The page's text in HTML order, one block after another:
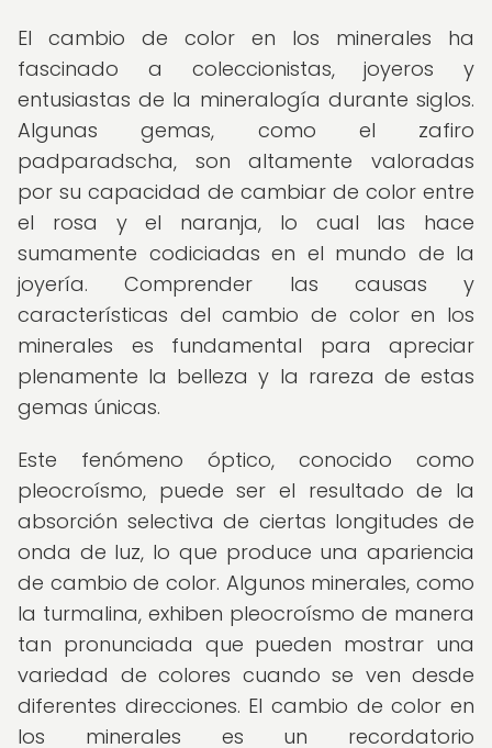
El cambio de color en los minerales ha
fascinado a coleccionistas, joyeros y
entusiastas de la mineralogía durante siglos.
Algunas gemas, como el zafiro
padparadscha, son altamente valoradas
por su capacidad de cambiar de color entre
el rosa y el naranja, lo cual las hace
sumamente codiciadas en el mundo de la
joyería. Comprender las causas y
características del cambio de color en los
minerales es fundamental para apreciar
plenamente la belleza y la rareza de estas
gemas únicas.
Este fenómeno óptico, conocido como
pleocroísmo, puede ser el resultado de la
absorción selectiva de ciertas longitudes de
onda de luz, lo que produce una apariencia
de cambio de color. Algunos minerales, como
la turmalina, exhiben pleocroísmo de manera
tan pronunciada que pueden mostrar una
variedad de colores cuando se ven desde
diferentes direcciones. El cambio de color en
los minerales es un recordatorio